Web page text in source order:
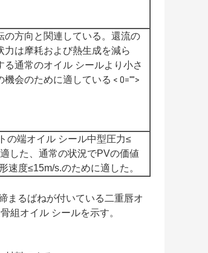
の方向と関連している。還流の
力は摩耗および熱生成を減ら
る通常のオイル シールより小さ
機会のために適している < 0="">
の端オイル シール中型圧力≤
した、通常の状況でPVの価値
速度≤15m/s.のために適した。
まるばねが付いている二重唇オ
組オイル シールを示す。